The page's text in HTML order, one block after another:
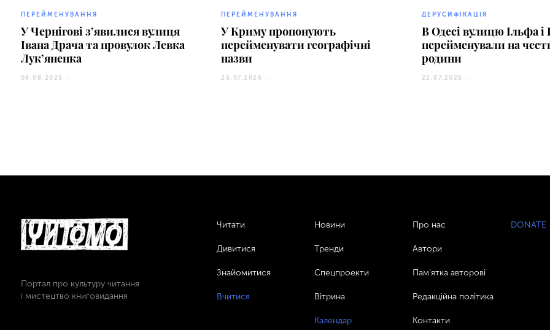
ПЕРЕЙМЕНУВАННЯ
У Чернігові з’явилися вулиця
Івана Драча та провулок Левка
Лук’яненка
08.08.2026 -
ПЕРЕЙМЕНУВАННЯ
У Криму пропонують
перейменувати географічні
назви
26.07.2026 -
ДЕРУСИФІКАЦІЯ
В Одесі вулицю Ільфа і
перейменували на
родини
22.07.2026 -
Портал про культуру читання
і мистецтво книговидання
Читати
Дивитися
Знайомитися
Вчитися
Новини
Тренди
Спецпроекти
Вітрина
Календар
Про нас
Автори
Пам’ятка авторові
Редакційна політика
Контакти
DONATE